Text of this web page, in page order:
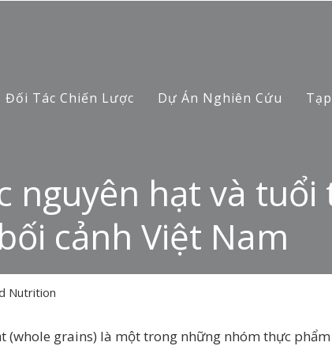
Đối Tác Chiến Lược Dự Án Nghiên Cứu
nguyên hạt và
cảnh Việt Nam
Nutrition
(whole grains) là một trong những nhóm thực